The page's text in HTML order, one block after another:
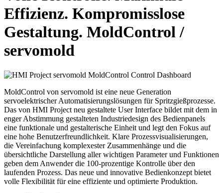
Effizienz. Kompromisslose
Gestaltung. MoldControl/
servomold
MoldControl von servomold ist eine neue Generation
servoelektrischer Automatisierungslösungen für Spritzgießprozesse.
Das von HMI Project neu gestaltete User Interface bildet mit dem in
enger Abstimmung gestalteten Industriedesign des Bedienpanels
eine funktionale und gestalterische Einheit und legt den Fokus auf
eine hohe Benutzerfreundlichkeit. Klare Prozessvisualisierungen,
die Vereinfachung komplexester Zusammenhänge und die
übersichtliche Darstellung aller wichtigen Parameter und Funktionen
geben dem Anwender die 100-prozentige Kontrolle über den
laufenden Prozess. Das neue und innovative Bedienkonzept bietet
volle Flexibilität für eine effiziente und optimierte Produktion.